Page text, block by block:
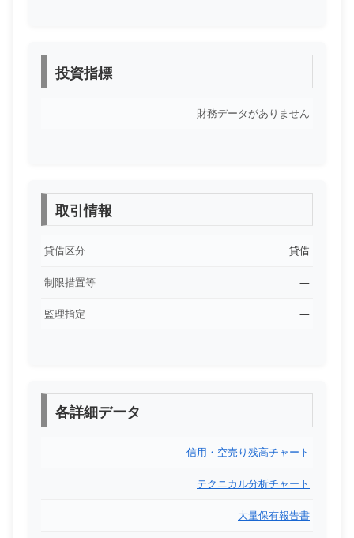
投資指標
財務データがありません
取引情報
貸借区分 貸借
制限措置等 ―
監理指定 ―
各詳細データ
信用・空売り残高チャート
テクニカル分析チャート
大量保有報告書